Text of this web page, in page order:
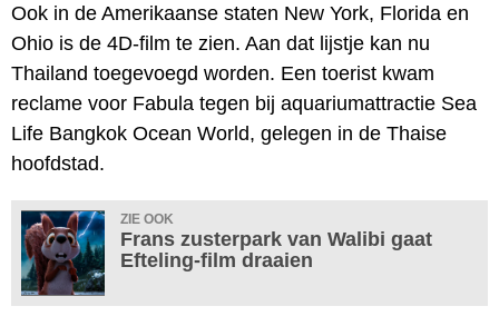
Ook in de Amerikaanse staten New York, Florida en
Ohio is de 4D-film te zien. Aan dat lijstje kan nu
Thailand toegevoegd worden. Een toerist kwam
reclame voor Fabula tegen bij aquariumattractie Sea
Life Bangkok Ocean World, gelegen in de Thaise
hoofdstad.
ZIE OOK
Frans zusterpark van Walibi gaat
Efteling-film draaien